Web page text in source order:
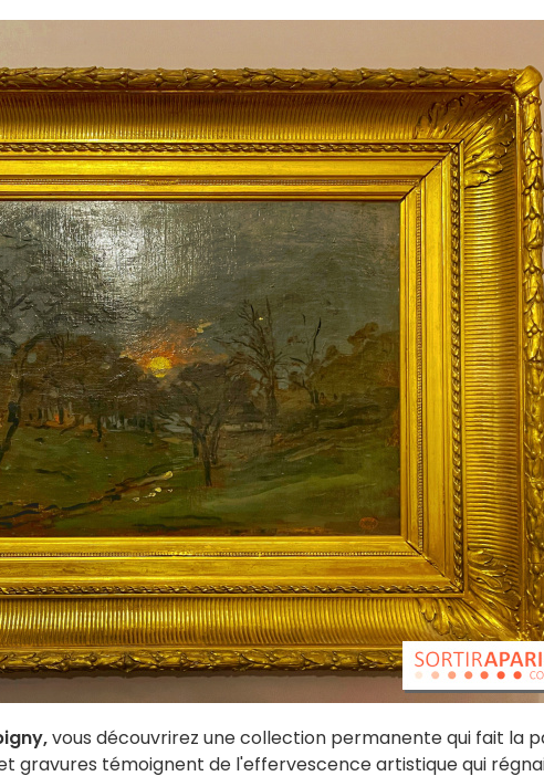
vous découvrirez une collection permanente qui fait la
gravures témoignent de l'effervescence artistique qui